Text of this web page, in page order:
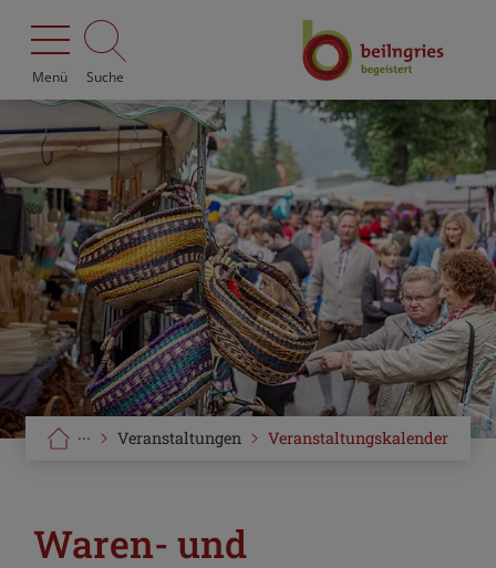
Menü Suche
Veranstaltungskalender
Veranstaltungen
···
Waren- und